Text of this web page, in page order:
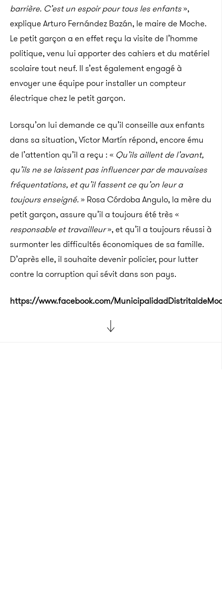
barrière. C’est un espoir pour tous les enfants»,
explique Arturo Fernández Bazán, le maire de Moche.
Le petit garçon a en effet reçu la visite de l’homme
politique, venu lui apporter des cahiers et du matériel
scolaire tout neuf. Il s’est également engagé à
envoyer une équipe pour installer un compteur
électrique chez le petit garçon.
Lorsqu’on lui demande ce qu’il conseille aux enfants
dans sa situation, Víctor Martín répond, encore ému
de l’attention qu’il a reçu : « Qu’ils aillent de l’avant,
qu’ils ne se laissent pas influencer par de mauvaises
fréquentations, et qu’il fassent ce qu’on leur a
toujours enseigné.» Rosa Córdoba Angulo, la mère du
petit garçon, assure qu’il a toujours été très «
responsable et travailleur», et qu’il a toujours réussi à
surmonter les difficultés économiques de sa famille.
D’après elle, il souhaite devenir policier, pour lutter
contre la corruption qui sévit dans son pays.
https://www.facebook.com/